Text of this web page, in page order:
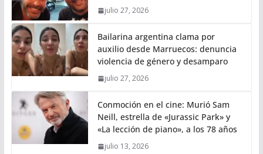
julio 27, 2026
Bailarina argentina clama por
auxilio desde Marruecos: denuncia
violencia de género y desamparo
julio 27, 2026
Conmoción en el cine: Murió Sam
Neill, estrella de «Jurassic Park» y
«La lección de piano», a los 78 años
julio 13, 2026